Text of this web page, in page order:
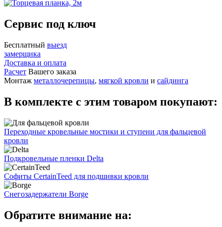
Сервис под ключ
Бесплатный выезд
замерщика
Доставка и оплата
Расчет Вашего заказа
Монтаж металлочерепицы, мягкой кровли и сайдинга
В комплекте с этим товаром покупают:
Переходные кровельные мостики и ступени для фальцевой
кровли
Подкровельные пленки Delta
Софиты CertainTeed для подшивки кровли
Снегозадержатели Borge
Обратите внимание на: